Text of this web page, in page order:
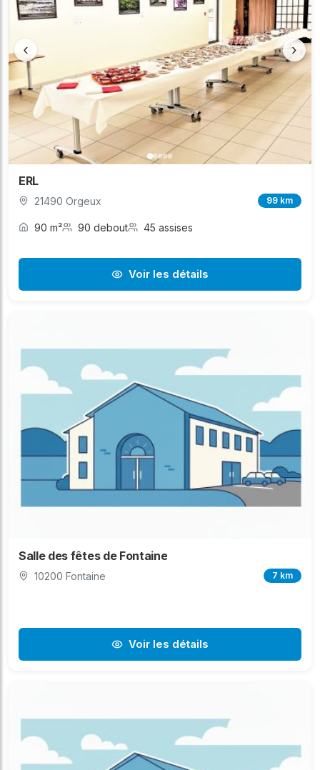
‹ ›
ERL
21490 Orgeux 99 km
90 m² 90 debout 45 assises
Voir les détails
Salle des fêtes de Fontaine
10200 Fontaine 7 km
Voir les détails